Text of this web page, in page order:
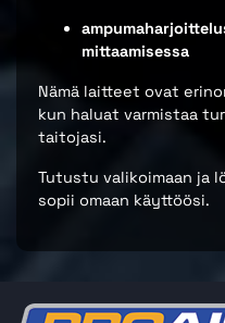
mittaamisessa
Nämä laitteet ovat
kun haluat varmistaa
taitojasi.
Tutustu valikoimaan ja
sopii omaan käyttöösi.